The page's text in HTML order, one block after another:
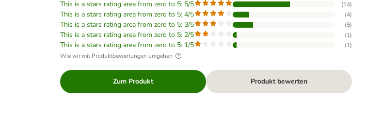
This is a stars rating area from zero to 5: 5/5 (14)
This is a stars rating area from zero to 5: 4/5 (4)
This is a stars rating area from zero to 5: 3/5 (5)
This is a stars rating area from zero to 5: 2/5 (1)
This is a stars rating area from zero to 5: 1/5 (1)
Wie wir mit Produktbewertungen umgehen
Zum Produkt Produkt bewerten